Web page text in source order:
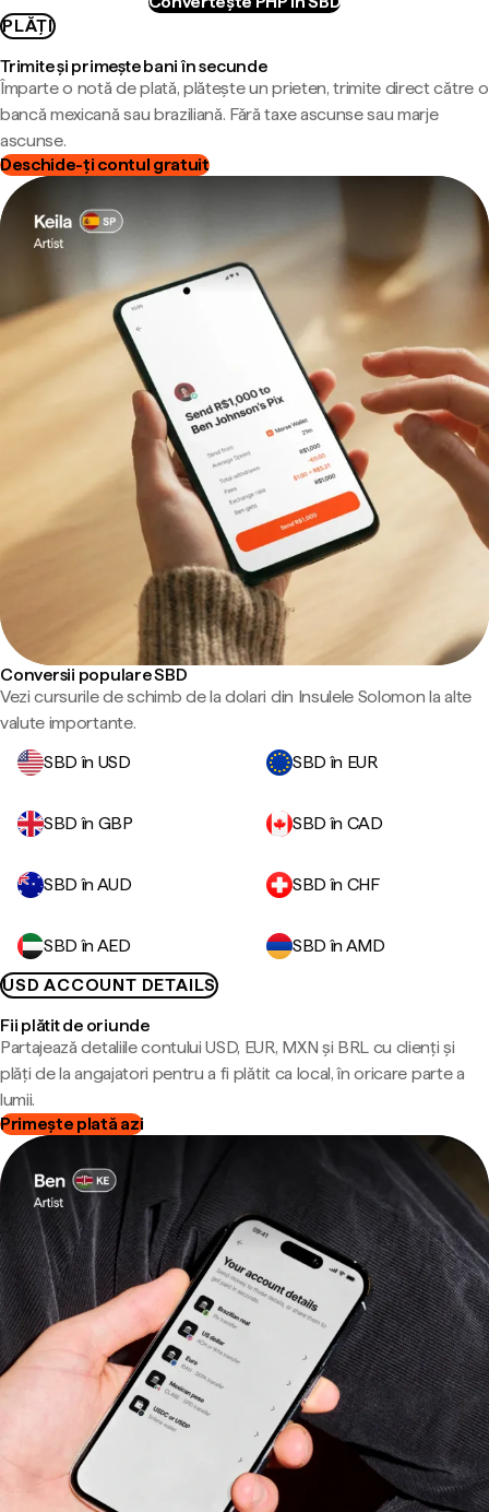
PLĂȚI
Trimite și primește bani în secunde
Împarte o notă de plată, plătește un prieten, trimite direct către o
bancă mexicană sau braziliană. Fără taxe ascunse sau marje
ascunse.
Deschide-ți contul gratuit
Conversii populare SBD
Vezi cursurile de schimb de la dolari din Insulele Solomon la alte
valute importante.
SBD în USD
SBD în EUR
SBD în GBP SBD în CAD
SBD în AUD SBD în CHF
SBD în AED
SBD în AMD
USD ACCOUNT DETAILS
Fii plătit de oriunde
Partajează detaliile contului USD, EUR, MXN și BRL cu clienți și
plăți de la angajatori pentru a fi plătit ca local, în oricare parte a
lumii.
Primește plată azi